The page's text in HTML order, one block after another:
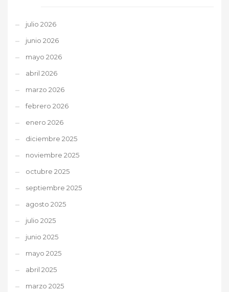
julio 2026
junio 2026
mayo 2026
abril 2026
marzo 2026
febrero 2026
enero 2026
diciembre 2025
noviembre 2025
octubre 2025
septiembre 2025
agosto 2025
julio 2025
junio 2025
mayo 2025
abril 2025
marzo 2025